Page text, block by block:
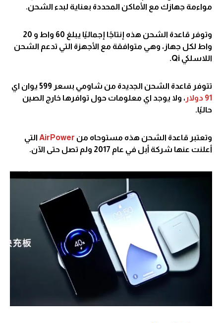
مواءمة جهازك مع الأماكن المحددة بعناية لبدء الشحن.
وتوفر قاعدة الشحن هذه إنتاجًا إجماليًا يبلغ 60 واط و 20
واط لكل جهاز، وهي متوافقة مع الأجهزة التي تدعم الشحن
اللاسلكي Qi.
تتوفر قاعدة الشحن الجديدة من شاومي بسعر 599 يوان اي
91 دولار
، ولا يوجد اي معلومات حول توافرها خارج الصين
حاليًا.
وتعتبر قاعدة الشحن هذه مستوحاه من
التي
أعلنت عنها شركة أبل في عام 2017 ولم تصل حتى الآن.